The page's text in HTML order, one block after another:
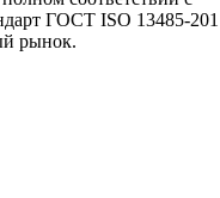
ГОСТ ISO 13485-
рынок.